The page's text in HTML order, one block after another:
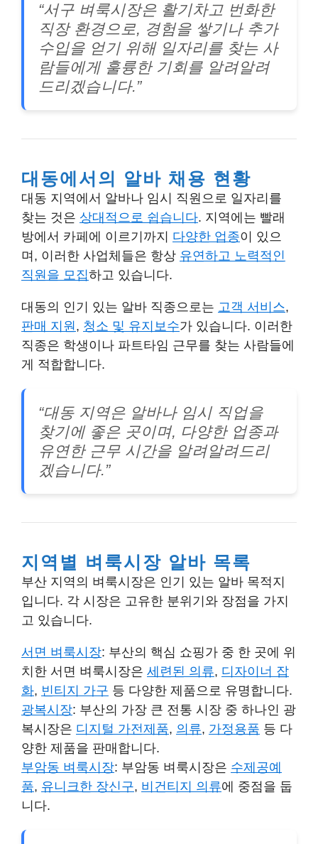
“서구 벼룩시장은 활기차고 번화한
직장 환경으로, 경험을 쌓기나 추가
수입을 얻기 위해 일자리를 찾는 사
람들에게 훌륭한 기회를 알려알려
드리겠습니다.”
대동에서의 알바 채용 현황
대동 지역에서 알바나 임시 직원으로 일자리를
찾는 것은 상대적으로 쉽습니다. 지역에는 빨래
방에서 카페에 이르기까지 다양한 업종이 있으
며, 이러한 사업체들은 항상 유연하고 노력적인
직원을 모집하고 있습니다.
대동의 인기 있는 알바 직종으로는 고객 서비스,
판매 지원 , 청소 및 유지보수가 있습니다. 이러한
직종은 학생이나 파트타임 근무를 찾는 사람들에
게 적합합니다.
“대동 지역은 알바나 임시 직업을
찾기에 좋은 곳이며, 다양한 업종과
유연한 근무 시간을 알려알려드리
겠습니다.”
지역별 벼룩시장 알바 목록
부산 지역의 벼룩시장은 인기 있는 알바 목적지
입니다. 각 시장은 고유한 분위기와 장점을 가지
고 있습니다.
서면 벼룩시장: 부산의 핵심 쇼핑가 중 한 곳에 위
치한 서면 벼룩시장은 세련된 의류, 디자이너 잡
화, 빈티지 가구 등 다양한 제품으로 유명합니다.
광복시장: 부산의 가장 큰 전통 시장 중 하나인 광
복시장은 디지털 가전제품, 의류, 가정용품 등 다
양한 제품을 판매합니다.
부암동 벼룩시장: 부암동 벼룩시장은 수제공예
품, 유니크한 장신구, 비건티지 의류에 중점을 둡
니다.